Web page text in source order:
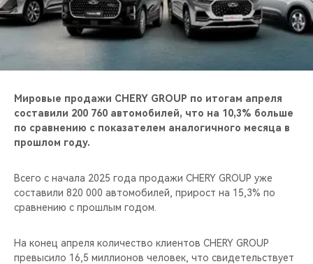
CHERY И СПОРТ
НАШИ МЕРОПРИЯТИЯ
ВИДЕООБЗОРЫ
CHERY ДЛЯ ДЕТЕЙ
Мировые продажи CHERY GROUP по итогам апреля
составили 200 760 автомобилей, что на 10,3% больше
по сравнению с показателем аналогичного месяца в
прошлом году.
Всего с начала 2025 года продажи CHERY GROUP уже
составили 820 000 автомобилей, прирост на 15,3% по
сравнению с прошлым годом.
На конец апреля количество клиентов CHERY GROUP
превысило 16,5 миллионов человек, что свидетельствует